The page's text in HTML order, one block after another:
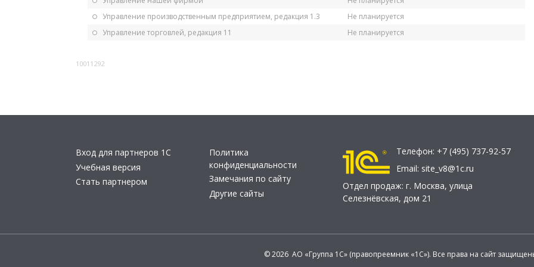
Управление производственным предприятием, редакция 1.3
Не планируется
Управление торговлей, редакция 11
Не планируется
10011292
Вход для партнеров 1С
Учебная версия
Стать партнером
Политика
конфиденциальности
Замечания по сайту
Другие сайты
Телефон: +7 (495) 737-92-57
Email: site_v8@1c.ru
Отдел продаж: г. Москва, улица
Селезнёвская, дом 21
© 2026 АО «Группа 1С» (правопреемник «1С»). Все права на сайт